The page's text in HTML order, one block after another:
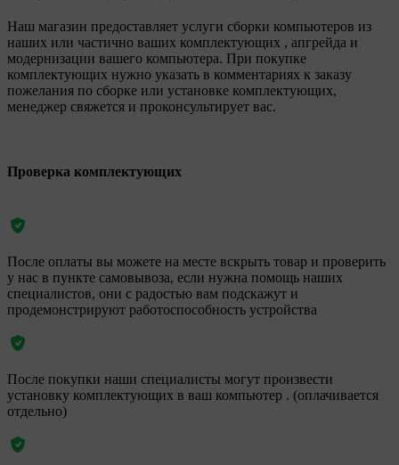
Наш магазин предоставляет услуги сборки компьютеров из
наших или частично ваших комплектующих , апгрейда и
модернизации вашего компьютера. При покупке
комплектующих нужно указать в комментариях к заказу
пожелания по сборке или установке комплектующих,
менеджер свяжется и проконсультирует вас.
Проверка комплектующих
После оплаты вы можете на месте вскрыть товар и проверить
у нас в пункте самовывоза, если нужна помощь наших
специалистов, они с радостью вам подскажут и
продемонстрируют работоспособность устройства
После покупки наши специалисты могут произвести
установку комплектующих в ваш компьютер . (оплачивается
отдельно)